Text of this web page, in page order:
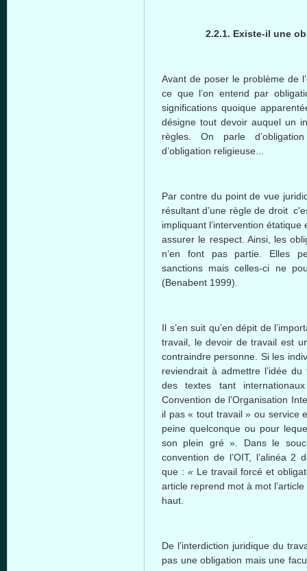
2.2.1. Existe-il une
Avant de poser le problème de
ce que l’on entend par
significations quoique
désigne tout devoir auquel un
règles. On parle
d’obligation religieuse...
Par contre du point de vue
résultant d’une règle de droit
impliquant l’intervention
assurer le respect. Ainsi, les
n’en font pas partie. Elles
sanctions mais celles-ci ne
(Benabent 1999).
Il s’en suit qu’en dépit de
travail, le devoir de travail est
contraindre personne. Si les
reviendrait à admettre l’idée
des textes tant
Convention de l’Organisation
il pas « tout travail » ou service
peine quelconque ou pour
son plein gré ». Dans le
convention de l’OIT, l’alinéa 2
que : « Le travail forcé et
article reprend mot à mot
haut.
De l’interdiction juridique du
pas une obligation mais une